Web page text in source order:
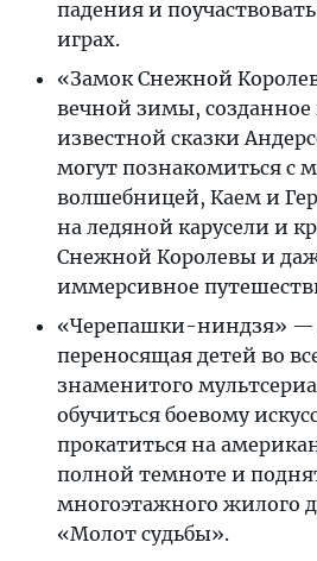
падения и
играх.
«Замок Снежной
вечной зимы,
известной сказки
могут познакомиться с
волшебницей, Каем и
на ледяной карусели и
Снежной Королевы и
иммерсивное
«Черепашки-ниндзя» —
переносящая детей во
знаменитого
обучиться боевому
прокатиться на
полной темноте и
многоэтажного жилого
«Молот судьбы».